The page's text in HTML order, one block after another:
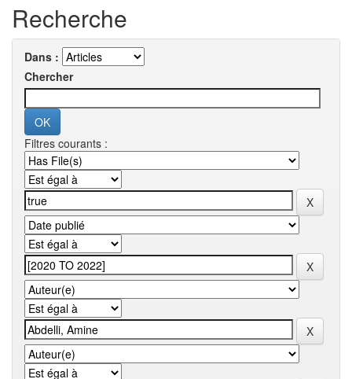
Recherche
Dans :
Chercher
Filtres courants :